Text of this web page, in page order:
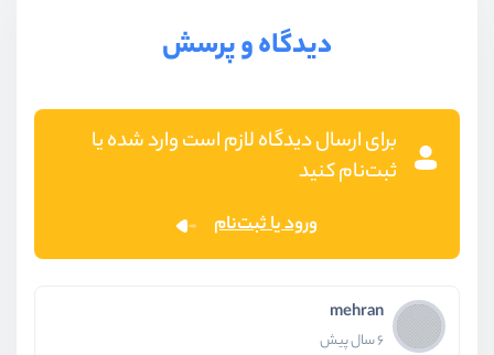
دیدگاه و پرسش
برای ارسال دیدگاه لازم است وارد شده یا
ثبت‌نام کنید
ورود یا ثبت‌نام
mehran
6 سال پیش